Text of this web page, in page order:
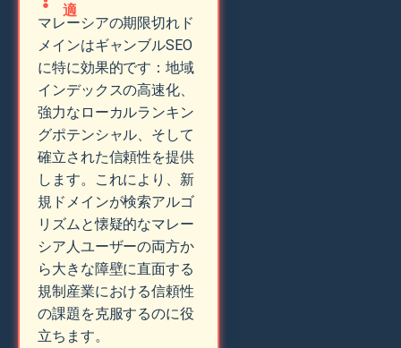
適
マレーシアの期限切れド
メインはギャンブルSEO
に特に効果的です：地域
インデックスの高速化、
強力なローカルランキン
グポテンシャル、そして
確立された信頼性を提供
します。これにより、新
規ドメインが検索アルゴ
リズムと懐疑的なマレー
シア人ユーザーの両方か
ら大きな障壁に直面する
規制産業における信頼性
の課題を克服するのに役
立ちます。